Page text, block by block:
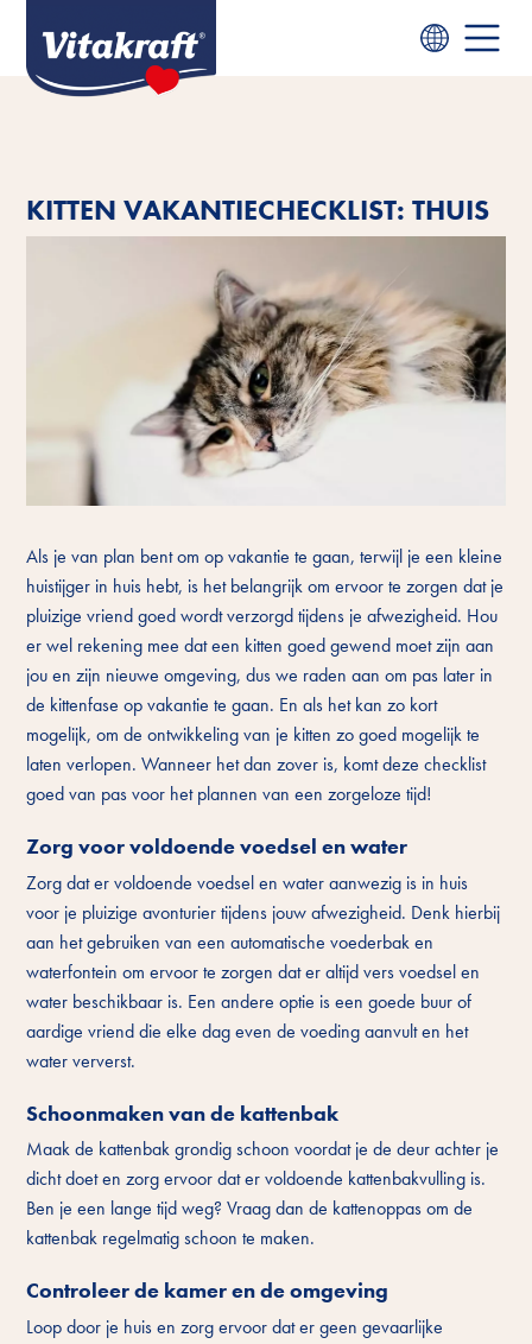
KITTEN VAKANTIECHECKLIST: THUIS
Als je van plan bent om op vakantie te gaan, terwijl je een kleine
huistijger in huis hebt, is het belangrijk om ervoor te zorgen dat je
pluizige vriend goed wordt verzorgd tijdens je afwezigheid. Hou
er wel rekening mee dat een kitten goed gewend moet zijn aan
jou en zijn nieuwe omgeving, dus we raden aan om pas later in
de kittenfase op vakantie te gaan. En als het kan zo kort
mogelijk, om de ontwikkeling van je kitten zo goed mogelijk te
laten verlopen. Wanneer het dan zover is, komt deze checklist
goed van pas voor het plannen van een zorgeloze tijd!
Zorg voor voldoende voedsel en water
Zorg dat er voldoende voedsel en water aanwezig is in huis
voor je pluizige avonturier tijdens jouw afwezigheid. Denk hierbij
aan het gebruiken van een automatische voederbak en
waterfontein om ervoor te zorgen dat er altijd vers voedsel en
water beschikbaar is. Een andere optie is een goede buur of
aardige vriend die elke dag even de voeding aanvult en het
water ververst.
Schoonmaken van de kattenbak
Maak de kattenbak grondig schoon voordat je de deur achter je
dicht doet en zorg ervoor dat er voldoende kattenbakvulling is.
Ben je een lange tijd weg? Vraag dan de kattenoppas om de
kattenbak regelmatig schoon te maken.
Controleer de kamer en de omgeving
Loop door je huis en zorg ervoor dat er geen gevaarlijke